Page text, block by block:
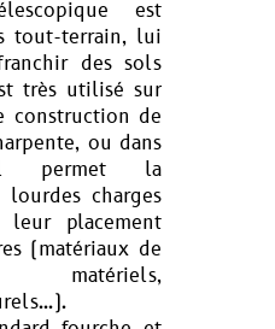
est
tout-terrain, lui
des sols
très utilisé sur
construction de
ou dans
Il permet la
charges
placement
(matériaux de
matériels,